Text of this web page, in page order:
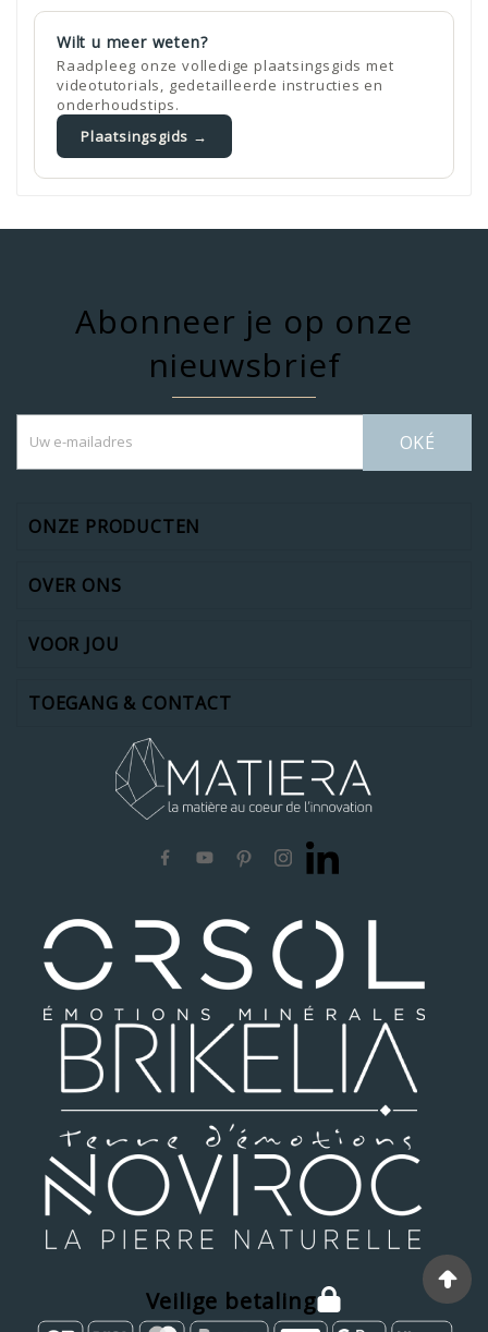
Wilt u meer weten?
Raadpleeg onze volledige plaatsingsgids met
videotutorials, gedetailleerde instructies en
onderhoudstips.
Plaatsingsgids →
Abonneer je op onze
nieuwsbrief
OKÉ
ONZE PRODUCTEN
OVER ONS
VOOR JOU
TOEGANG & CONTACT
Veilige betaling